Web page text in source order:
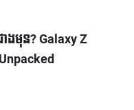
ាងមុន? Galaxy Z